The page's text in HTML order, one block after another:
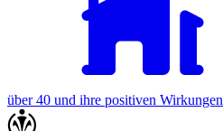
über 40 und ihre positiven Wirkungen